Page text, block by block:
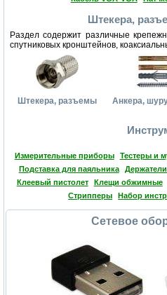
Штекера,
Раздел содержит различные
спутниковых кронштейнов,
Штекера, разъемы Анкера,
Измерительные приборы Тестеры и
Подставка для паяльника
Клеевый пистолет
Клещи обжимные
Стрипперы
Набор
Сетевое